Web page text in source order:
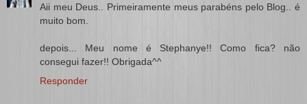
Aii meu Deus.. Primeiramente meus parabéns pelo Blog.. é
muito bom.
depois... Meu nome é Stephanye!! Como fica? não
consegui fazer!! Obrigada^^
Responder